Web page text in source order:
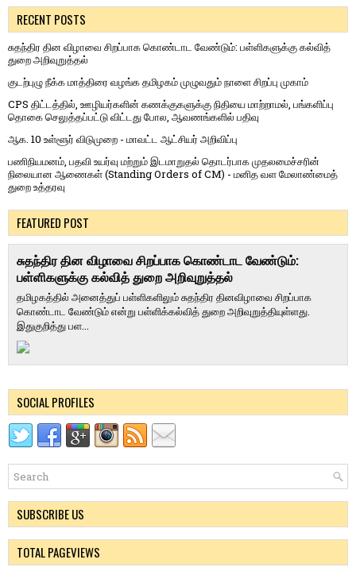
RECENT POSTS
சுதந்திர தின விழாவை சிறப்பாக கொண்டாட வேண்டும்: பள்ளிகளுக்கு கல்வித்
துறை அறிவுறுத்தல்
குடற்புழு நீக்க மாத்திரை வழங்க தமிழகம் முழுவதும் நாளை சிறப்பு முகாம்
CPS திட்டத்தில், ஊழியர்களின் கணக்குகளுக்கு நிதியை மாற்றாமல், பங்களிப்பு
தொகை செலுத்தப்பட்டு விட்டது போல, ஆவணங்களில் பதிவு
ஆக. 10 உள்ளூர் விடுமுறை - மாவட்ட ஆட்சியர் அறிவிப்பு
பணிநியமனம், பதவி உயர்வு மற்றும் இடமாறுதல் தொடர்பாக முதலமைச்சரின்
நிலையான ஆணைகள் (Standing Orders of CM) - மனித வள மேலாண்மைத்
துறை உத்தரவு
FEATURED POST
சுதந்திர தின விழாவை சிறப்பாக கொண்டாட வேண்டும்:
பள்ளிகளுக்கு கல்வித் துறை அறிவுறுத்தல்
தமிழகத்தில் அனைத்துப் பள்ளிகளிலும் சுதந்திர தினவிழாவை சிறப்பாக
கொண்டாட வேண்டும் என்று பள்ளிக்கல்வித் துறை அறிவுறுத்தியுள்ளது.
இதுகுறித்து பள...
SOCIAL PROFILES
SUBSCRIBE US
TOTAL PAGEVIEWS